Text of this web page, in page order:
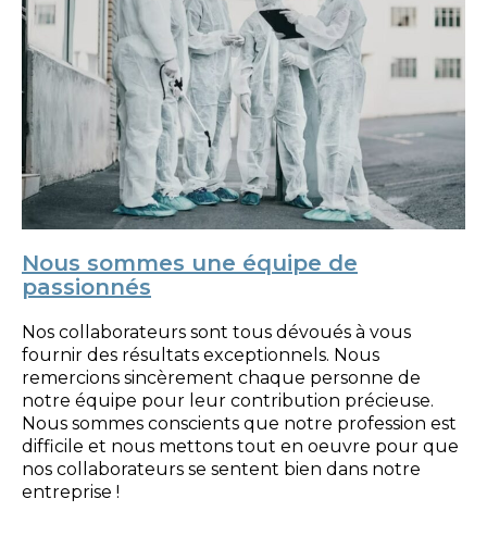
Nous sommes une équipe de
passionnés
Nos collaborateurs sont tous dévoués à vous
fournir des résultats exceptionnels. Nous
remercions sincèrement chaque personne de
notre équipe pour leur contribution précieuse.
Nous sommes conscients que notre profession est
difficile et nous mettons tout en oeuvre pour que
nos collaborateurs se sentent bien dans notre
entreprise !